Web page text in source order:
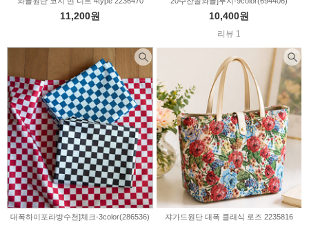
11,200원 10,400원
리뷰 1
대폭하이포라방수천]체크-3color(286536) 쟈가드원단 대폭 클래식 로즈 2235816